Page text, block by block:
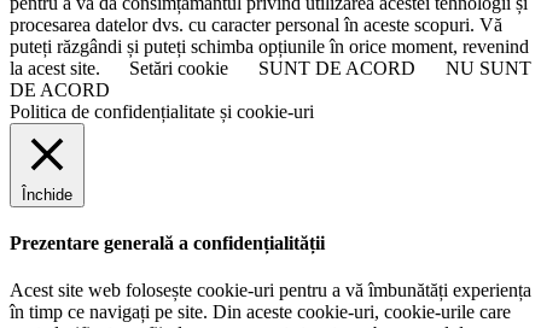
procesarea datelor dvs. cu caracter personal în aceste scopuri. Vă
puteți răzgândi și puteți schimba opțiunile în orice moment, revenind
la acest site.
Setări cookie SUNT DE ACORD
NU SUNT
DE ACORD
Politica de confidențialitate și cookie-uri
Închide
Prezentare generală a confidențialității
Acest site web folosește cookie-uri pentru a vă îmbunătăți experiența
în timp ce navigați pe site. Din aceste cookie-uri, cookie-urile care